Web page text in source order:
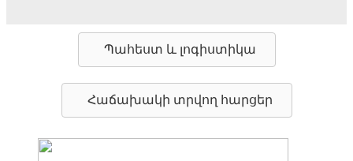
Պահեստ և լոգիստիկա
Հաճախակի տրվող հարցեր